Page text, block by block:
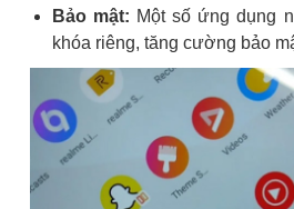
Bảo mật: Một số ứng dụng
khóa riêng, tăng cường bảo